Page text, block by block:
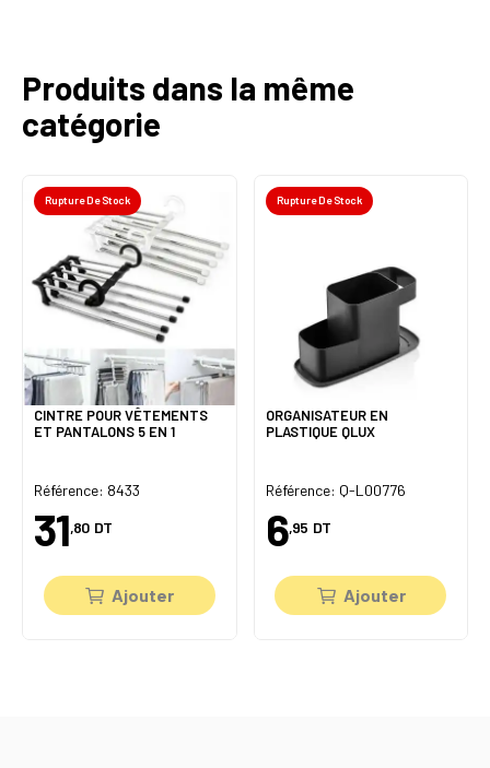
Produits dans la même
catégorie
Rupture De Stock
CINTRE POUR VÊTEMENTS
ET PANTALONS 5 EN 1
Référence: 8433
31,80 DT
Ajouter
Rupture De Stock
ORGANISATEUR EN
PLASTIQUE QLUX
Référence: Q-L00776
6,95 DT
Ajouter